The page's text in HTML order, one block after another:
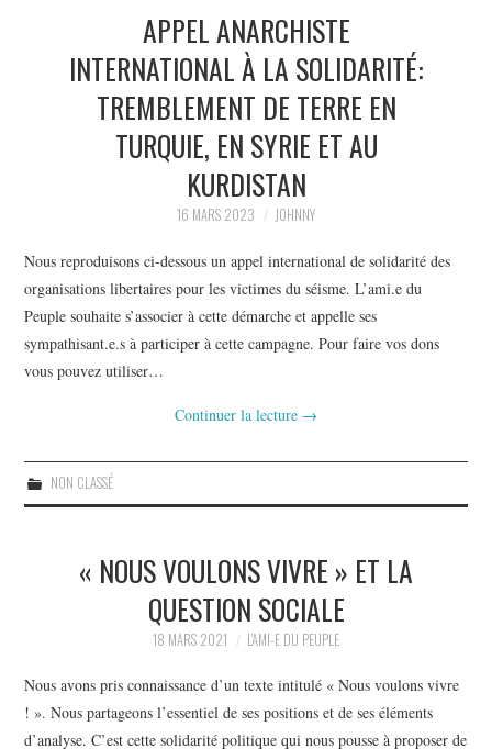
APPEL ANARCHISTE
INTERNATIONAL À LA SOLIDARITÉ:
TREMBLEMENT DE TERRE EN
TURQUIE, EN SYRIE ET AU
KURDISTAN
16 MARS 2023 JOHNNY
Nous reproduisons ci-dessous un appel international de solidarité des
organisations libertaires pour les victimes du séisme. L’ami.e du
Peuple souhaite s’associer à cette démarche et appelle ses
sympathisant.e.s à participer à cette campagne. Pour faire vos dons
vous pouvez utiliser…
Continuer la lecture →
NON CLASSÉ
« NOUS VOULONS VIVRE » ET LA
QUESTION SOCIALE
18 MARS 2021 L'AMI-E DU PEUPLE
Nous avons pris connaissance d’un texte intitulé « Nous voulons vivre
! ». Nous partageons l’essentiel de ses positions et de ses éléments
d’analyse. C’est cette solidarité politique qui nous pousse à proposer de